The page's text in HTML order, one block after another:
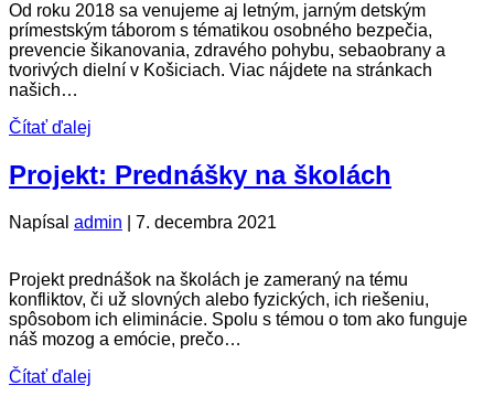
Od roku 2018 sa venujeme aj letným, jarným detským
prímestským táborom s tématikou osobného bezpečia,
prevencie šikanovania, zdravého pohybu, sebaobrany a
tvorivých dielní v Košiciach. Viac nájdete na stránkach
našich…
Čítať ďalej
Projekt: Prednášky na školách
Napísal admin 7. decembra 2021
Projekt prednášok na školách je zameraný na tému
konfliktov, či už slovných alebo fyzických, ich riešeniu,
spôsobom ich eliminácie. Spolu s témou o tom ako funguje
náš mozog a emócie, prečo…
Čítať ďalej